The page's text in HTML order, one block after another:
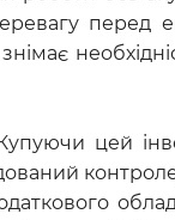
перед
цей